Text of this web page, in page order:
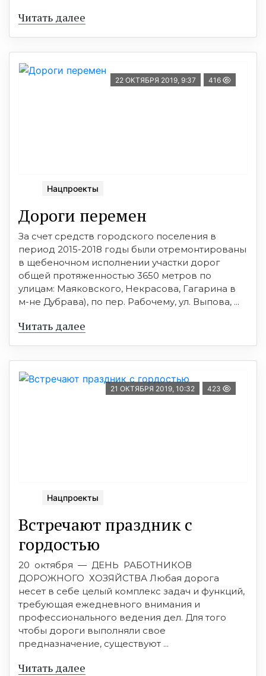
Читать далее
22 ОКТЯБРЯ 2019, 9:37 416
Нацпроекты
Дороги перемен
За счет средств городского поселения в
период 2015-2018 годы были отремонтированы
в щебеночном исполнении участки дорог
общей протяженностью 3650 метров по
улицам: Маяковского, Некрасова, Гагарина в
м-не Дубрава), по пер. Рабочему, ул. Выпова, ...
Читать далее
21 ОКТЯБРЯ 2019, 10:32 423
Нацпроекты
Встречают праздник с
гордостью
20 октября — ДЕНЬ РАБОТНИКОВ
ДОРОЖНОГО ХОЗЯЙСТВА Любая дорога
несет в себе целый комплекс задач и функций,
требующая ежедневного внимания и
профессионального ведения дел. Для того
чтобы дороги выполняли свое
предназначение, существуют ...
Читать далее